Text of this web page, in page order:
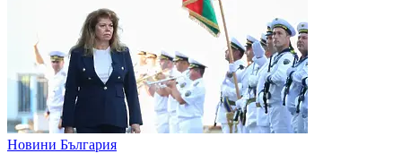
Новини България